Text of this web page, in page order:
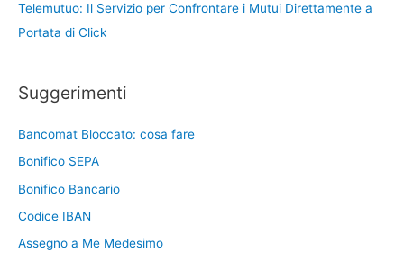
Telemutuo: Il Servizio per Confrontare i Mutui Direttamente a
Portata di Click
Suggerimenti
Bancomat Bloccato: cosa fare
Bonifico SEPA
Bonifico Bancario
Codice IBAN
Assegno a Me Medesimo